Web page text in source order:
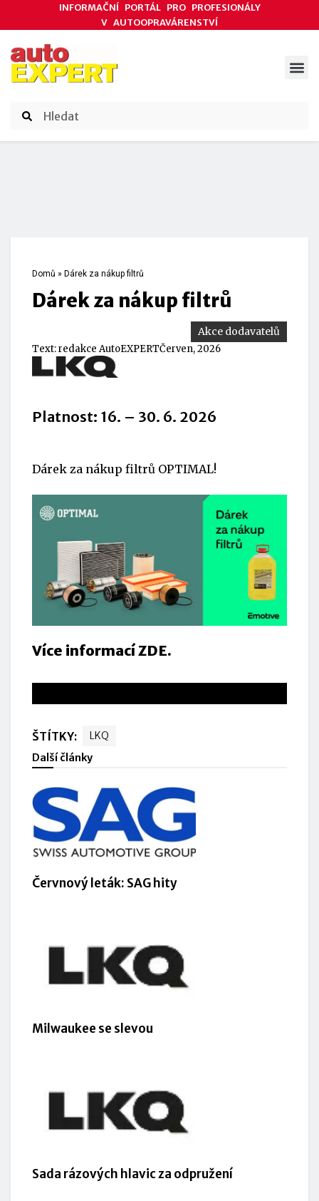
INFORMAČNÍ PORTÁL PRO PROFESIONÁLY
V AUTOOPRAVÁRENSTVÍ
Domů » Dárek za nákup filtrů
Dárek za nákup filtrů
Akce dodavatelů
Text:redakce AutoEXPERTČerven, 2026
Platnost: 16. – 30. 6. 2026
Dárek za nákup filtrů OPTIMAL!
Více informací ZDE.
ŠTÍTKY:
LKQ
Další články
Červnový leták: SAG hity
Milwaukee se slevou
Sada rázových hlavic za odpružení